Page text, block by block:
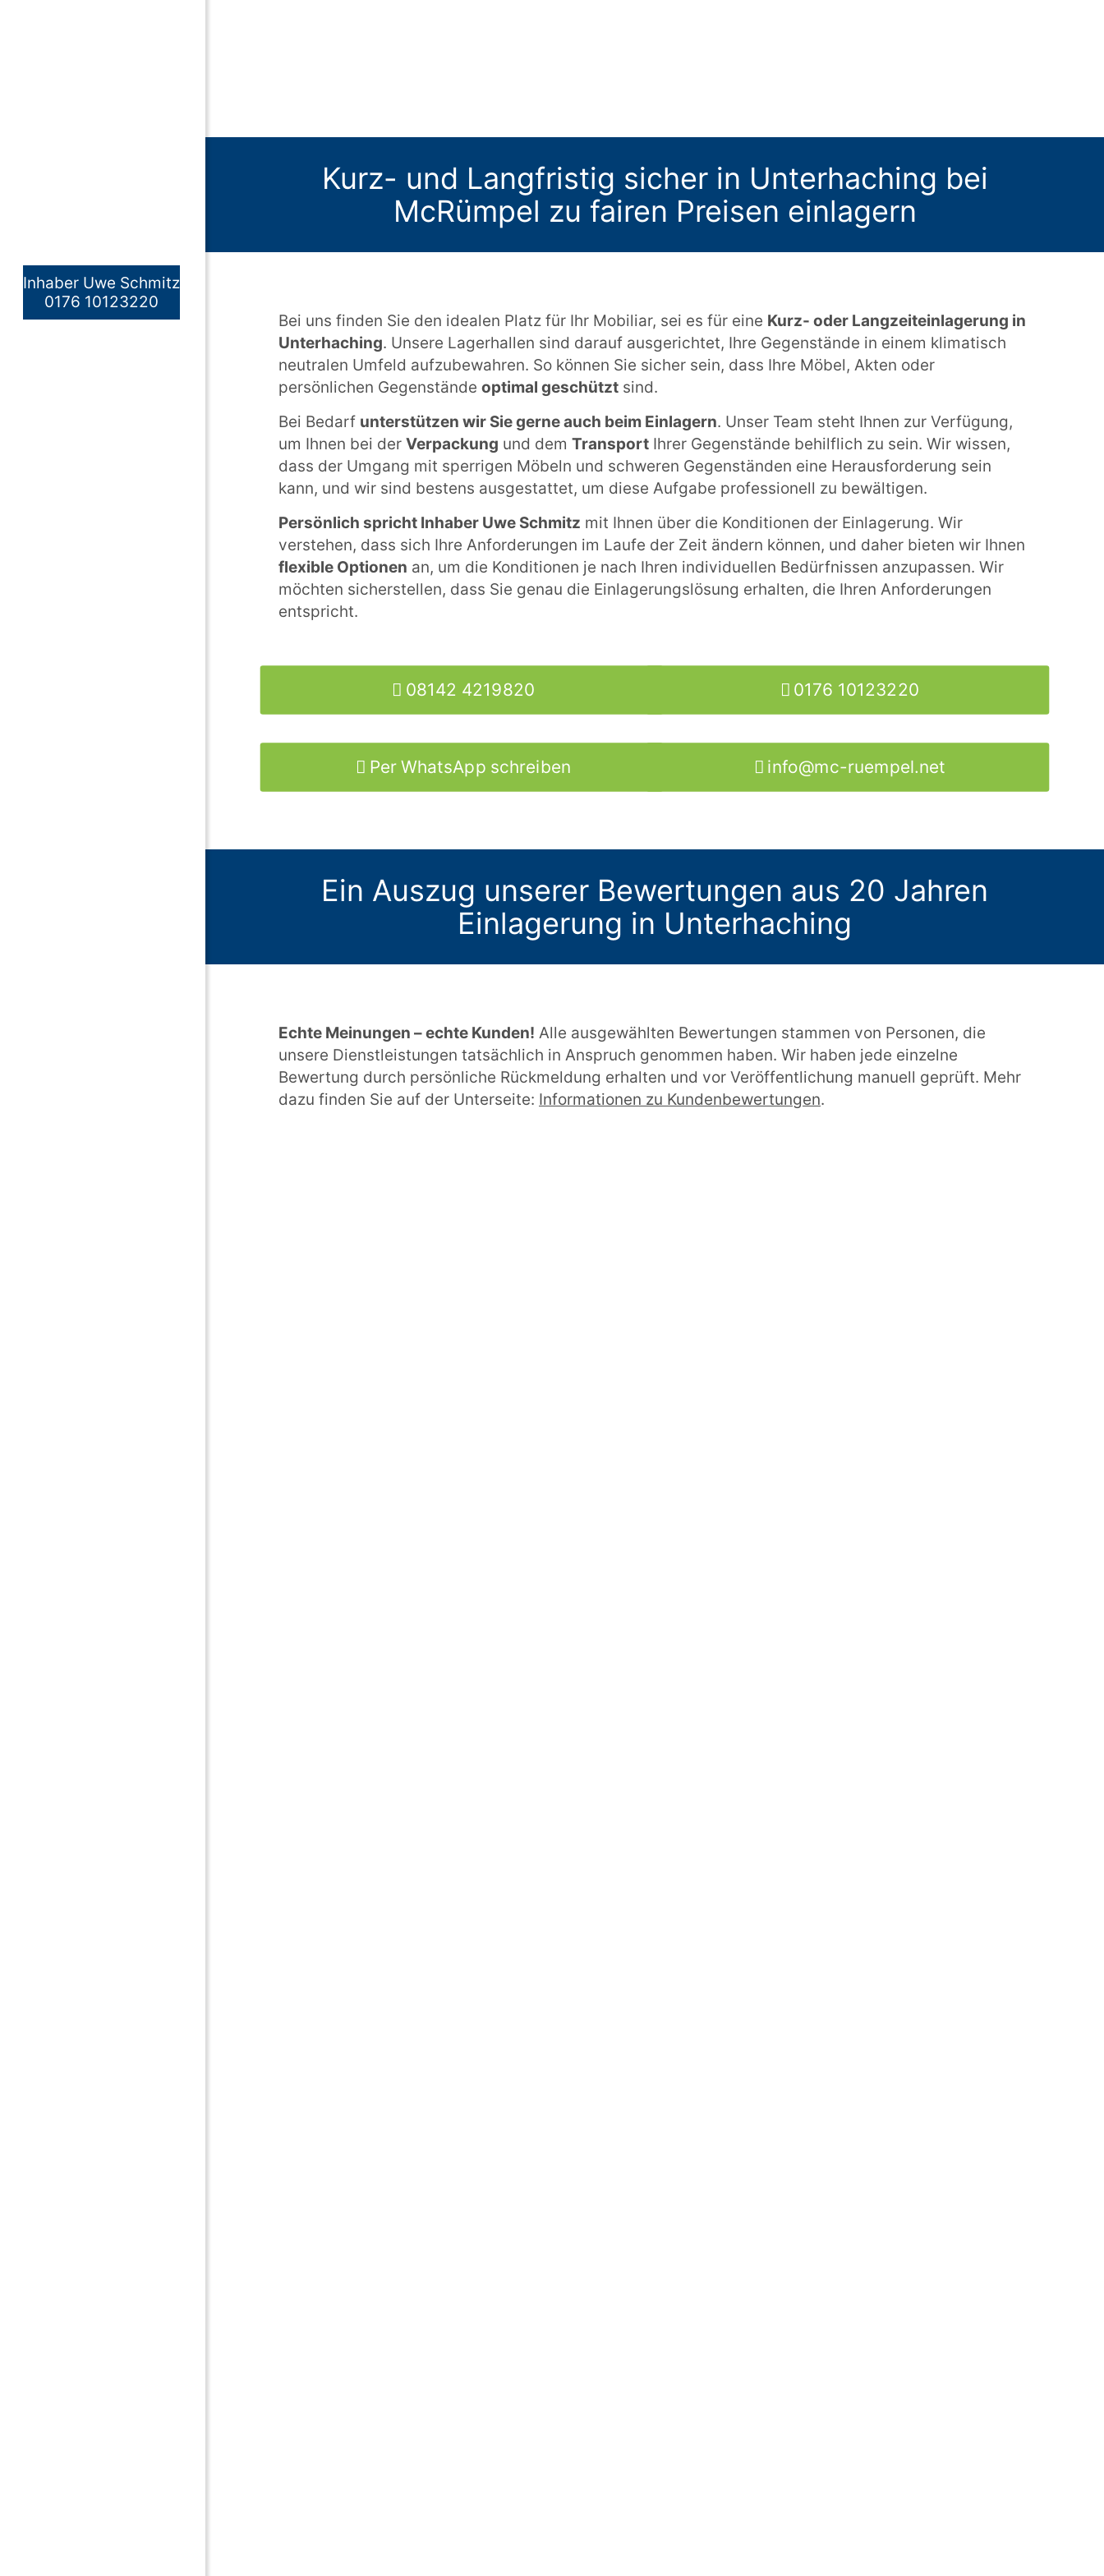
Inhaber Uwe Schmitz
0176 10123220
Kurz- und Langfristig sicher in Unterhaching bei
McRümpel zu fairen Preisen einlagern
Bei uns finden Sie den idealen Platz für Ihr Mobiliar, sei es für eine Kurz- oder Langzeiteinlagerung in
Unterhaching. Unsere Lagerhallen sind darauf ausgerichtet, Ihre Gegenstände in einem klimatisch
neutralen Umfeld aufzubewahren. So können Sie sicher sein, dass Ihre Möbel, Akten oder
persönlichen Gegenstände optimal geschützt sind.
Bei Bedarf unterstützen wir Sie gerne auch beim Einlagern. Unser Team steht Ihnen zur Verfügung,
um Ihnen bei der Verpackung und dem Transport Ihrer Gegenstände behilflich zu sein. Wir wissen,
dass der Umgang mit sperrigen Möbeln und schweren Gegenständen eine Herausforderung sein
kann, und wir sind bestens ausgestattet, um diese Aufgabe professionell zu bewältigen.
Persönlich spricht Inhaber Uwe Schmitz mit Ihnen über die Konditionen der Einlagerung. Wir
verstehen, dass sich Ihre Anforderungen im Laufe der Zeit ändern können, und daher bieten wir Ihnen
flexible Optionen an, um die Konditionen je nach Ihren individuellen Bedürfnissen anzupassen. Wir
möchten sicherstellen, dass Sie genau die Einlagerungslösung erhalten, die Ihren Anforderungen
entspricht.
08142 4219820 0176 10123220
Per WhatsApp schreiben info@mc-ruempel.net
Ein Auszug unserer Bewertungen aus 20 Jahren
Einlagerung in Unterhaching
Echte Meinungen – echte Kunden! Alle ausgewählten Bewertungen stammen von Personen, die
unsere Dienstleistungen tatsächlich in Anspruch genommen haben. Wir haben jede einzelne
Bewertung durch persönliche Rückmeldung erhalten und vor Veröffentlichung manuell geprüft. Mehr
dazu finden Sie auf der Unterseite: Informationen zu Kundenbewertungen.